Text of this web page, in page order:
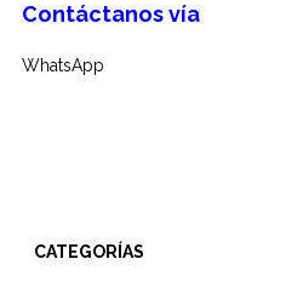
Contáctanos vía
WhatsApp
CATEGORÍAS